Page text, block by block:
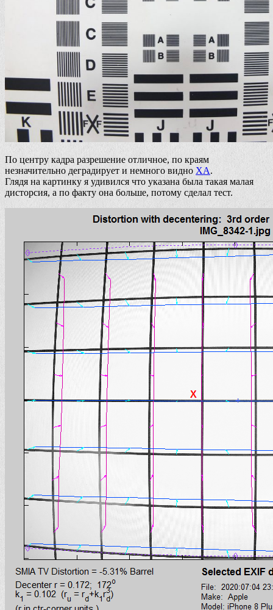
По центру кадра разрешение отличное, по краям
незначительно деградирует и немного видно ХА.
Глядя на картинку я удивился что указана была такая малая
дисторсия, а по факту она больше, потому сделал тест.